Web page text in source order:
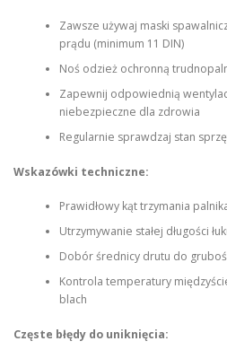
Zawsze używaj maski
prądu (minimum 11 DIN)
Noś odzież ochronną
Zapewnij odpowiednią
niebezpieczne dla zdrowia
Regularnie sprawdzaj stan
Wskazówki techniczne:
Prawidłowy kąt trzymania
Utrzymywanie stałej długości
Dobór średnicy drutu do
Kontrola temperatury
blach
Częste błędy do uniknięcia: